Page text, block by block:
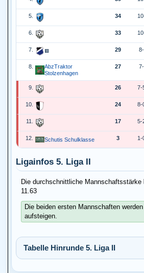
5. 34
6. 33
7. 🟥 29
8.
AbzTraktor
Stolzenhagen
27
9. 26 7-
10. 24 8-
11. 17 5-
12. Schutis Schulklasse 3 1-
Ligainfos 5. Liga II
Die durchschnittliche Mannschaftsstärke
11.63
Die beiden ersten Mannschaften
aufsteigen.
Tabelle Hinrunde 5. Liga II